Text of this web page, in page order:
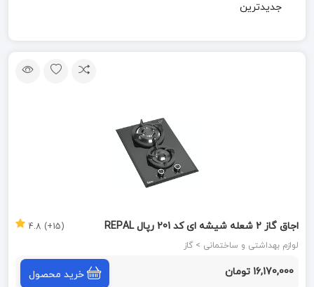
جدیدترین
اجاق گاز 2 شعله شیشه ای کد 201 رپال REPAL
لوازم بهداشتی و ساختمانی > گاز
(15+) 4.8
16,170,000 تومان خرید محصول